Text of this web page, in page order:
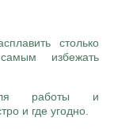
столько
избежать
работы и
и где угодно.